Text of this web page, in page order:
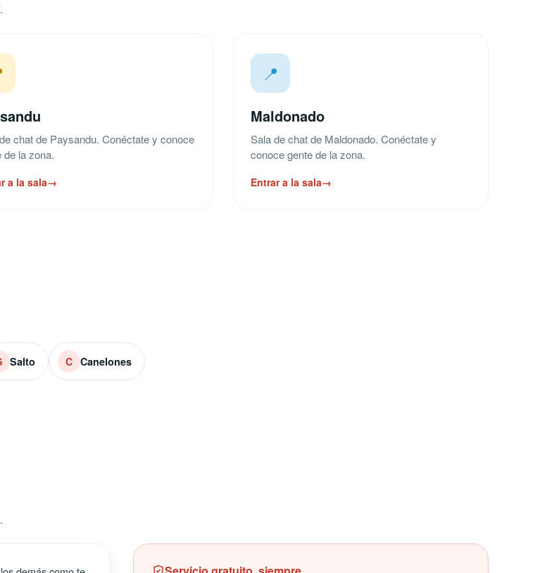
chat de Paysandu. Conéctate y conoce
de la zona.
a la sala→
📍
Maldonado
Sala de chat de Maldonado. Conéctate y
conoce gente de la zona.
Entrar a la sala→
Salto C Canelones